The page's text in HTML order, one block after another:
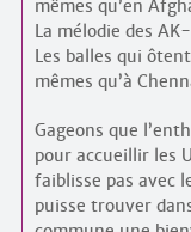
mêmes qu’en
La mélodie des
Les balles qui
mêmes qu’à
Gageons que
pour accueillir les
faiblisse pas avec
puisse trouver